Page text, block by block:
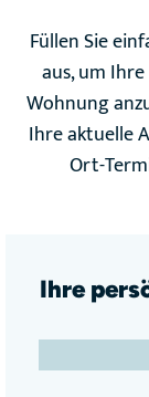
Füllen Sie
aus, um
Wohnung
Ihre aktuelle
Ort-
Ihre